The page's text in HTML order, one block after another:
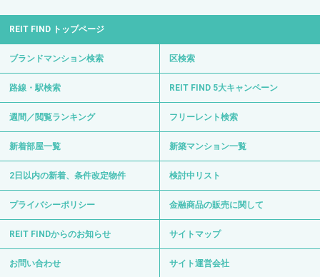
REIT FIND トップページ
ブランドマンション検索 区検索
路線・駅検索 REIT FIND 5大キャンペーン
週間／閲覧ランキング フリーレント検索
新着部屋一覧 新築マンション一覧
2日以内の新着、条件改定物件 検討中リスト
プライバシーポリシー 金融商品の販売に関して
REIT FINDからのお知らせ サイトマップ
お問い合わせ サイト運営会社